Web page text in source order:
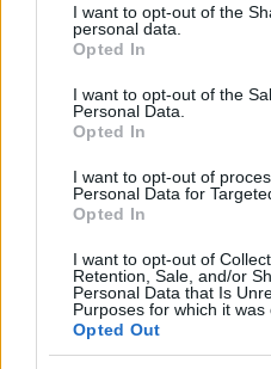
not limited to your visit or
grant or deny consent to
use your data for below
consent section.
I want to opt-out of the
personal data.
Opted In
I want to opt-out of the
Personal Data.
Opted In
I want to opt-out of
Personal Data for
Opted In
I want to opt-out of
Retention, Sale, and/or
Personal Data that Is
Purposes for which it was
Opted Out
platos que combinan sabor y
Martina Marchesi · 26 Oct 2025